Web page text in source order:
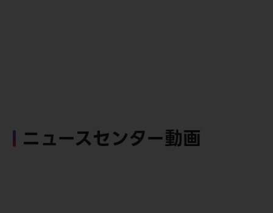
ニュースセンター動画